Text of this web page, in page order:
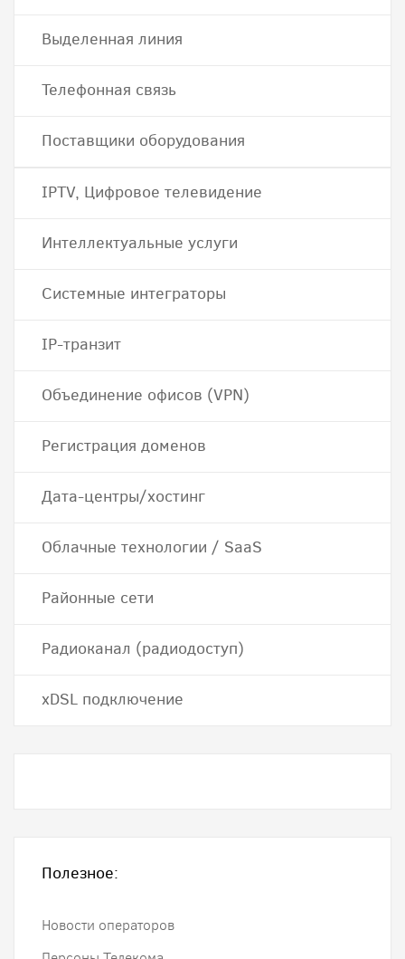
Выделенная линия
Телефонная связь
Поставщики оборудования
IPTV, Цифровое телевидение
Интеллектуальные услуги
Системные интеграторы
IP-транзит
Объединение офисов (VPN)
Регистрация доменов
Дата-центры/хостинг
Облачные технологии / SaaS
Районные сети
Радиоканал (радиодоступ)
хDSL подключение
Полезное:
Новости операторов